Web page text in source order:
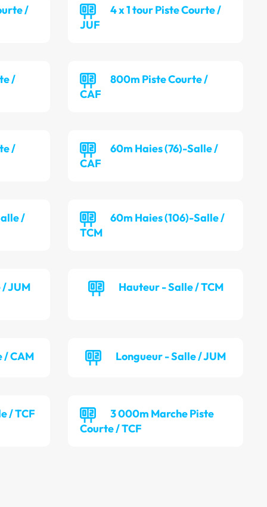
/
4 x 1 tour Piste Courte /
JUF
/
800m Piste Courte /
CAF
/
60m Haies (76)-Salle /
CAF
/
60m Haies (106)-Salle /
TCM
JUM Hauteur - Salle / TCM
/ CAM Longueur - Salle / JUM
/ TCF
3 000m Marche Piste
Courte / TCF